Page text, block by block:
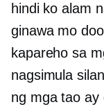
hindi ko alam
ginawa mo
kapareho sa
nagsimula
ng mga tao ay